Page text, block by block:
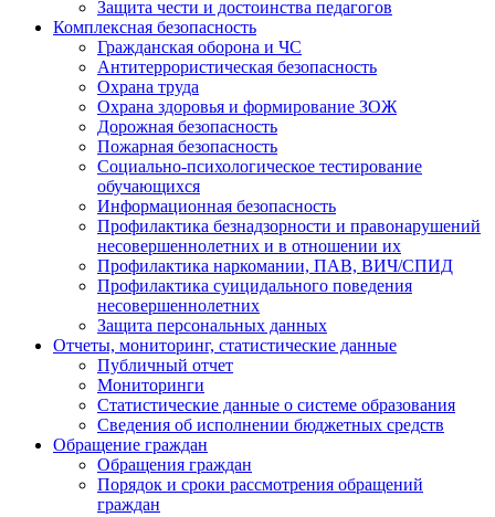
Защита чести и достоинства педагогов
Комплексная безопасность
Гражданская оборона и ЧС
Антитеррористическая безопасность
Охрана труда
Охрана здоровья и формирование ЗОЖ
Дорожная безопасность
Пожарная безопасность
Социально-психологическое тестирование
обучающихся
Информационная безопасность
Профилактика безнадзорности и правонарушений
несовершеннолетних и в отношении их
Профилактика наркомании, ПАВ, ВИЧ/СПИД
Профилактика суицидального поведения
несовершеннолетних
Защита персональных данных
Отчеты, мониторинг, статистические данные
Публичный отчет
Мониторинги
Статистические данные о системе образования
Сведения об исполнении бюджетных средств
Обращение граждан
Обращения граждан
Порядок и сроки рассмотрения обращений
граждан